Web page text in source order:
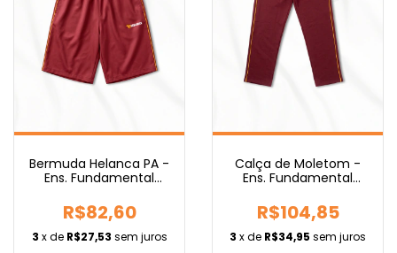
Bermuda Helanca PA -
Ens. Fundamental
R$82,60
3 x de R$27,53 sem juros
Calça de Moletom -
Ens. Fundamental
R$104,85
3 x de R$34,95 sem juros